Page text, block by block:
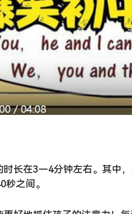
时长在3—4分钟左右。其中
之间。